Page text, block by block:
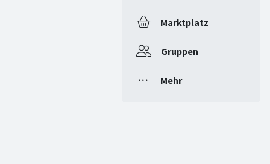
Marktplatz
Gruppen
Mehr